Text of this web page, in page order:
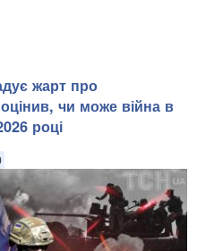
жарт про
чи може війна в
році